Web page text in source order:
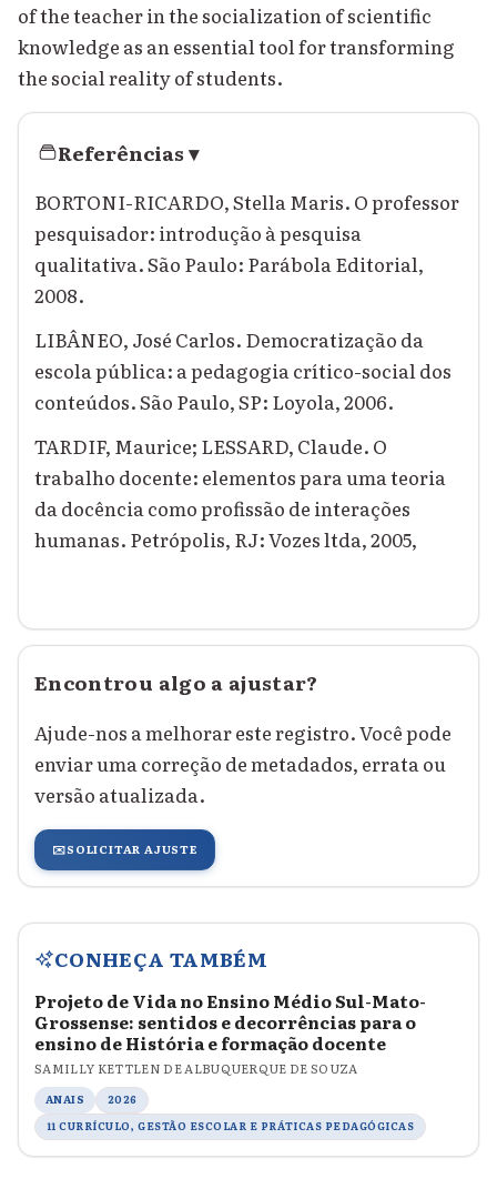
of the teacher in the socialization of scientific
knowledge as an essential tool for transforming
the social reality of students.
Referências▾
BORTONI-RICARDO, Stella Maris. O professor
pesquisador: introdução à pesquisa
qualitativa. São Paulo: Parábola Editorial,
2008.
LIBÂNEO, José Carlos. Democratização da
escola pública: a pedagogia crítico-social dos
conteúdos. São Paulo, SP: Loyola, 2006.
TARDIF, Maurice; LESSARD, Claude. O
trabalho docente: elementos para uma teoria
da docência como profissão de interações
humanas. Petrópolis, RJ: Vozes ltda, 2005,
Encontrou algo a ajustar?
Ajude-nos a melhorar este registro. Você pode
enviar uma correção de metadados, errata ou
versão atualizada.
✉️SOLICITAR AJUSTE
CONHEÇA TAMBÉM
Projeto de Vida no Ensino Médio Sul-Mato-
Grossense: sentidos e decorrências para o
ensino de História e formação docente
SAMILLY KETTLEN DE ALBUQUERQUE DE SOUZA
ANAIS
2026
11 CURRÍCULO, GESTÃO ESCOLAR E PRÁTICAS PEDAGÓGICAS